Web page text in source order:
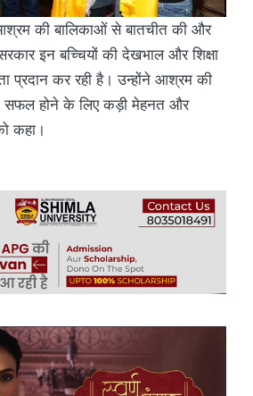
की बालिकाओं से बातचीत की और
इन बच्चियों की देखभाल और शिक्षा
प्रदान कर रही है। उन्होंने आश्रम की
सफल होने के लिए कड़ी मेहनत और
कहा।